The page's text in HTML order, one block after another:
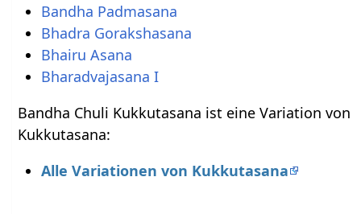
Bandha Padmasana
Bhadra Gorakshasana
Bhairu Asana
Bharadvajasana I
Bandha Chuli Kukkutasana ist eine Variation von
Kukkutasana:
Alle Variationen von Kukkutasana